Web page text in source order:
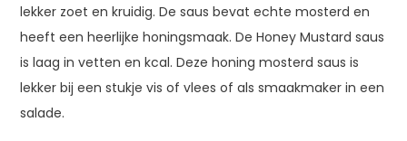
lekker zoet en kruidig. De saus bevat echte mosterd en
heeft een heerlijke honingsmaak. De Honey Mustard saus
is laag in vetten en kcal. Deze honing mosterd saus is
lekker bij een stukje vis of vlees of als smaakmaker in een
salade.